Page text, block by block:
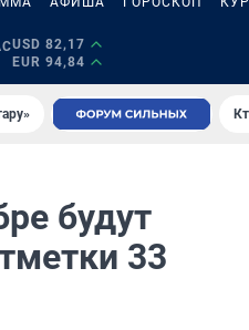
USD 82,17
EUR 94,84
будут
33